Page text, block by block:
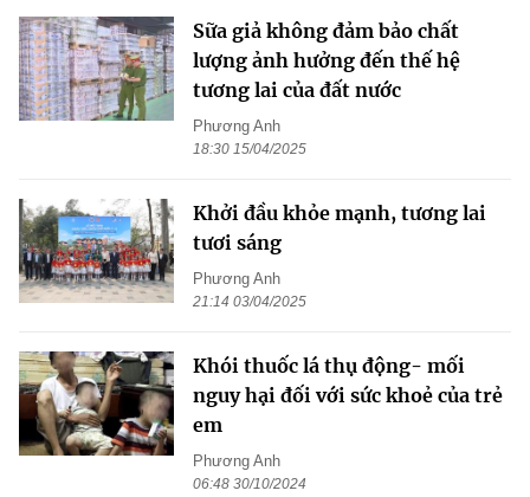
Sữa giả không đảm bảo chất
lượng ảnh hưởng đến thế hệ
tương lai của đất nước
Phương Anh
18:30 15/04/2025
Khởi đầu khỏe mạnh, tương lai
tươi sáng
Phương Anh
21:14 03/04/2025
Khói thuốc lá thụ động- mối
nguy hại đối với sức khoẻ của trẻ
em
Phương Anh
06:48 30/10/2024